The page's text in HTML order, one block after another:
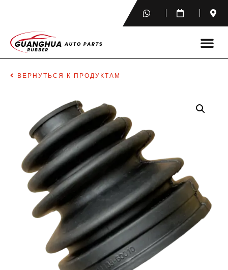
ВЕРНУТЬСЯ К ПРОДУКТАМ